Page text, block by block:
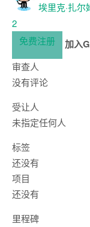
埃里克·扎尔
2
免费注册
加入
审查人
没有评论
受让人
未指定任何人
标签
还没有
项目
还没有
里程碑